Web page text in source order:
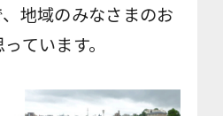
地域のみなさまのお
ています。